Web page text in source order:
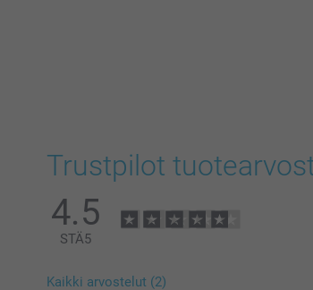
Trustpilot
4.5
STÄ5
Kaikki arvostelut (2)